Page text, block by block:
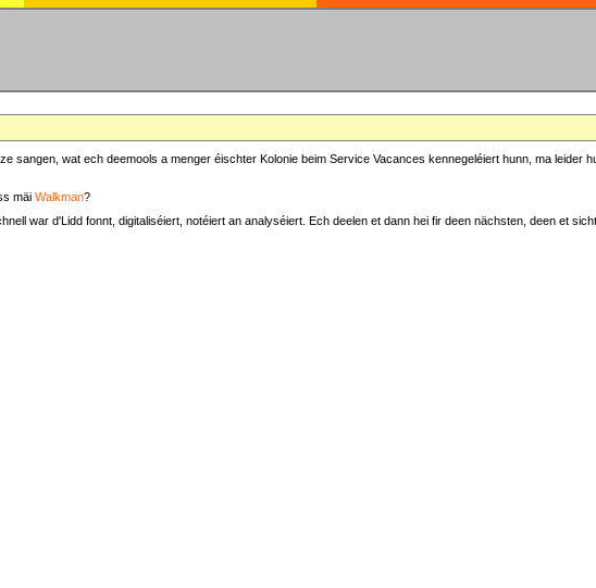
sangen, wat ech deemools a menger éischter Kolonie beim Service Vacances kennegeléiert hunn, ma leider
mäi Walkman?
war d'Lidd fonnt, digitaliséiert, notéiert an analyséiert. Ech deelen et dann hei fir deen nächsten, deen et sicht.